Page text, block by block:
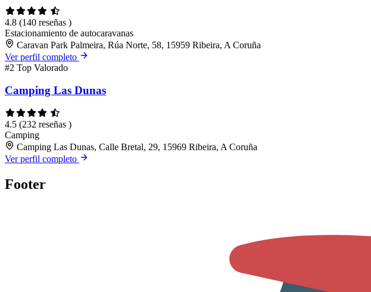
4.8 (140 reseñas )
Estacionamiento de autocaravanas
Caravan Park Palmeira, Rúa Norte, 58, 15959 Ribeira, A Coruña
Ver perfil completo
#2 Top Valorado
Camping Las Dunas
4.5 (232 reseñas )
Camping
Camping Las Dunas, Calle Bretal, 29, 15969 Ribeira, A Coruña
Ver perfil completo
Footer